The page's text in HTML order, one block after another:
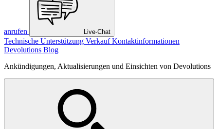
anrufen Live-Chat
Technische Unterstützung Verkauf Kontaktinformationen
Devolutions Blog
Ankündigungen, Aktualisierungen und Einsichten von Devolutions